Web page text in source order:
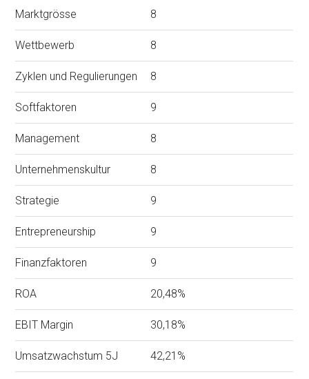
Marktgrösse 8
Wettbewerb 8
Zyklen und Regulierungen 8
Softfaktoren 9
Management 8
Unternehmenskultur 8
Strategie 9
Entrepreneurship 9
Finanzfaktoren 9
ROA 20,48%
EBIT Margin 30,18%
Umsatzwachstum 5J 42,21%